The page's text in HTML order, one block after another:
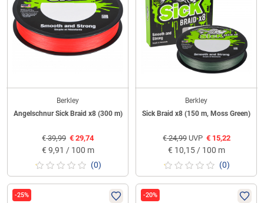
Berkley
Angelschnur Sick Braid x8 (300 m)
€39,99 € 29,74
€ 9,91 / 100 m
(0)
Berkley
Sick Braid x8 (150 m, Moss Green)
€24,99UVP €15,22
€ 10,15 / 100 m
(0)
-25% -20%